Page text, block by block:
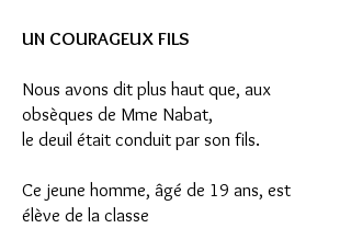
UN COURAGEUX FILS
Nous avons dit plus haut que, aux
obsèques de Mme Nabat,
le deuil était conduit par son fils.
Ce jeune homme, âgé de 19 ans, est
élève de la classe